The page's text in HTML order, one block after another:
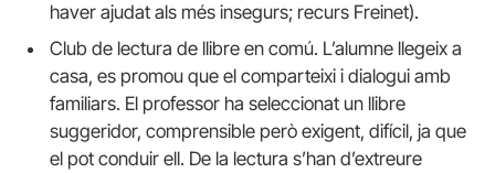
haver ajudat als més insegurs; recurs Freinet).
Club de lectura de llibre en comú. L’alumne llegeix a
casa, es promou que el comparteixi i dialogui amb
familiars. El professor ha seleccionat un llibre
suggeridor, comprensible però exigent, difícil, ja que
el pot conduir ell. De la lectura s’han d’extreure